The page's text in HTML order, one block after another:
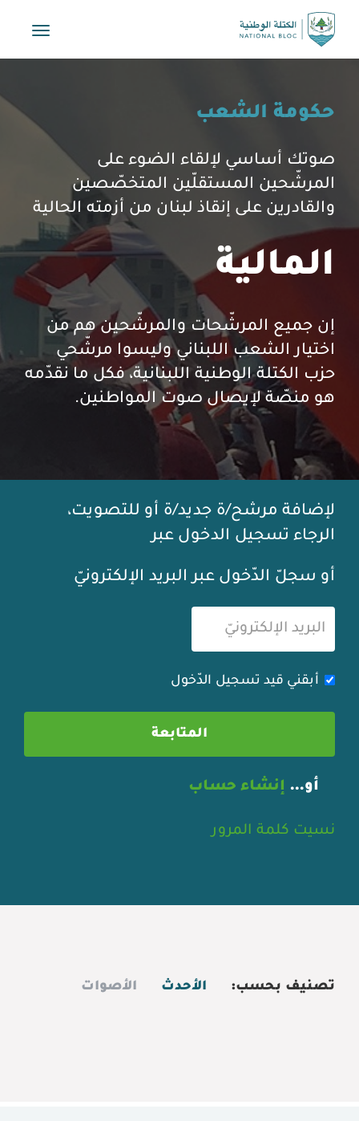
Toggle
حكومة الشعب
صوتك أساسي لإلقاء الضوء على
المرشّحين المستقلّين المتخصّصين
والقادرين على إنقاذ لبنان من أزمته الحالية
المالية
إن جميع المرشّحات والمرشّحين هم من
اختيار الشعب اللبناني وليسوا مرشّحي
حزب الكتلة الوطنية اللبنانية، فكل ما نقدّمه
هو منصّة لإيصال صوت المواطنين.
لإضافة مرشح/ة جديد/ة أو للتصويت،
الرجاء تسجيل الدخول عبر
أو سجلّ الدّخول عبر البريد الإلكترونيّ
أبقني قيد تسجيل الدّخول
أو… إنشاء حساب
نسيت كلمة المرور
تصنيف بحسب: الأحدث الأصوات